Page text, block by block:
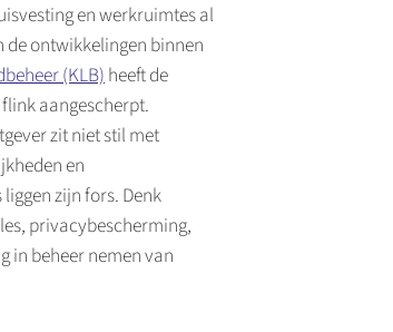
en werkruimtes al
de ontwikkelingen binnen
(KLB)heeft de
aangescherpt.
zit niet stil met
en
zijn fors. Denk
privacybescherming,
in beheer nemen van